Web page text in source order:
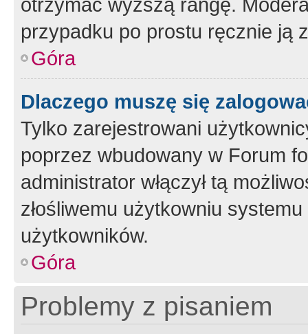
przypadku po prostu ręcznie ją
Góra
Dlaczego muszę się
Tylko zarejestrowani
poprzez wbudowany w Forum
administrator włączył tą
złośliwemu użytkowniu
użytkowników.
Góra
Problemy z pisaniem